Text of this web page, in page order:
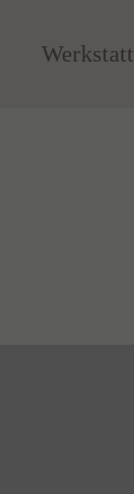
Werkstatt